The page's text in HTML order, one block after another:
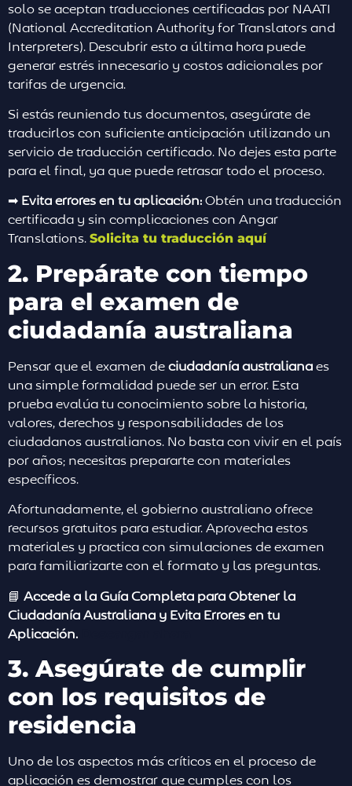
solo se aceptan traducciones certificadas por NAATI
(National Accreditation Authority for Translators and
Interpreters). Descubrir esto a última hora puede
generar estrés innecesario y costos adicionales por
tarifas de urgencia.
Si estás reuniendo tus documentos, asegúrate de
traducirlos con suficiente anticipación utilizando un
servicio de traducción certificado. No dejes esta parte
para el final, ya que puede retrasar todo el proceso.
➡ Evita errores en tu aplicación: Obtén una traducción
certificada y sin complicaciones con Angar
Translations. Solicita tu traducción aquí
2. Prepárate con tiempo
para el examen de
ciudadanía australiana
Pensar que el examen de ciudadanía australiana es
una simple formalidad puede ser un error. Esta
prueba evalúa tu conocimiento sobre la historia,
valores, derechos y responsabilidades de los
ciudadanos australianos. No basta con vivir en el país
por años; necesitas prepararte con materiales
específicos.
Afortunadamente, el gobierno australiano ofrece
recursos gratuitos para estudiar. Aprovecha estos
materiales y practica con simulaciones de examen
para familiarizarte con el formato y las preguntas.
📘 Accede a la Guía Completa para Obtener la
Ciudadanía Australiana y Evita Errores en tu
Aplicación.
3. Asegúrate de cumplir
con los requisitos de
residencia
Uno de los aspectos más críticos en el proceso de
aplicación es demostrar que cumples con los